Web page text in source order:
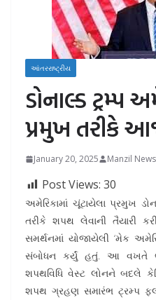
આંતરરાષ્ટ્રીય
ડોનાલ્ડ ટ્રમ્પ
પ્રમુખ તરીકે
January 20, 2025 Manzil News
Post Views: 30
અમેરિકામાં ચૂંટાયેલા પ્રમુખ
તરીકે શપથ લેવાની તૈયારી
સમર્થનમાં યોજાયેલી ‘મેક
સંબોધન કર્યું હતું. આ વખતે
શપથવિધિ વેસ્ટ લોનને બદલે
શપથ ગ્રહણ સમારંભ ટ્રમ્પ